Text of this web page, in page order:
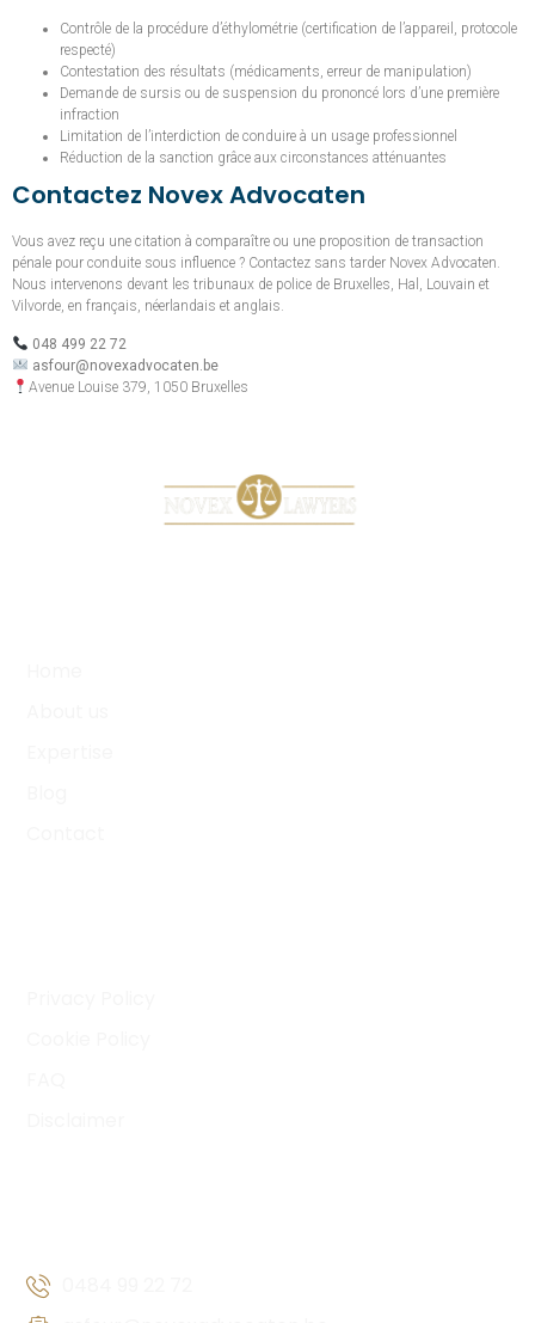
Contrôle de la procédure d’éthylométrie (certification de l’appareil, protocole
respecté)
Contestation des résultats (médicaments, erreur de manipulation)
Demande de sursis ou de suspension du prononcé lors d’une première
infraction
Limitation de l’interdiction de conduire à un usage professionnel
Réduction de la sanction grâce aux circonstances atténuantes
Contactez Novex Advocaten
Vous avez reçu une citation à comparaître ou une proposition de transaction
pénale pour conduite sous influence ? Contactez sans tarder Novex Advocaten.
Nous intervenons devant les tribunaux de police de Bruxelles, Hal, Louvain et
Vilvorde, en français, néerlandais et anglais.
048 499 22 72
asfour@novexadvocaten.be
Avenue Louise 379, 1050 Bruxelles